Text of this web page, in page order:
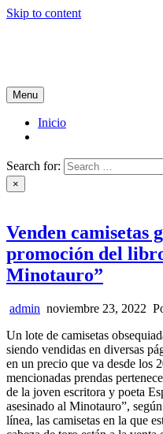
Skip to content
Menu
Inicio
Search for:
×
Venden camisetas
promoción del
Minotauro”
admin noviembre 23, 2022
Un lote de camisetas
siendo vendidas en diversas
en un precio que va desde los
mencionadas prendas
de la joven escritora y poeta
asesinado al Minotauro”,
línea, las camisetas en la que